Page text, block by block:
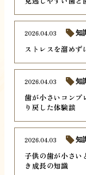
ストレスを溜めず
2026.04.03 知
歯が小さいコンプ
り戻した体験談
2026.04.03 知
子供の歯が小さい
き成長の知識
2026.04.03 知